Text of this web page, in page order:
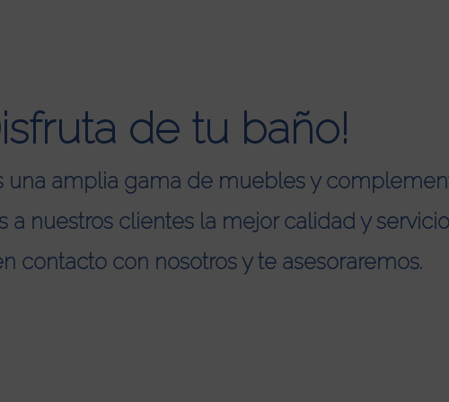
de tu baño!
una amplia gama de muebles y
a nuestros clientes la mejor calidad y
contacto con nosotros y te asesoraremos.